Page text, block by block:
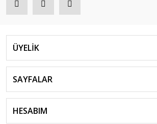
ÜYELİK
SAYFALAR
HESABIM